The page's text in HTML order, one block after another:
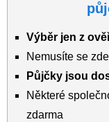
Výběr jen z
Nemusíte se
Půjčky jsou
Některé
zdarma